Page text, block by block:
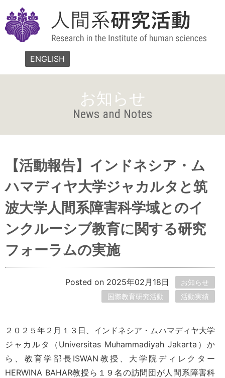
ENGLISH
お知らせ
News and Notes
【活動報告】インドネシア・ム
ハマディヤ大学ジャカルタと筑
波大学人間系障害科学域とのイ
ンクルーシブ教育に関する研究
フォーラムの実施
Posted on 2025年02月18日
お知らせ
国際教育研究活動
活動実績
２０２５年２月１３日、インドネシア・ムハマディヤ大学
ジャカルタ（Universitas Muhammadiyah Jakarta）か
ら、教育学部長ISWAN教授、大学院ディレクター
HERWINA BAHAR教授ら１９名の訪問団が人間系障害科